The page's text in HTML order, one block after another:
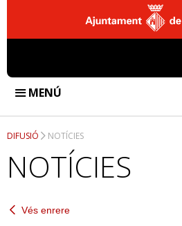
Ajuntament
de
Terrassa
MENÚ
INSTAL·LACIONS
TANATORI
CREMATORI
SERVEIS FUNERARIS
DIFUSIÓ
DIFUSIÓ NOTÍCIES
NOTÍCIES
Vés enrere